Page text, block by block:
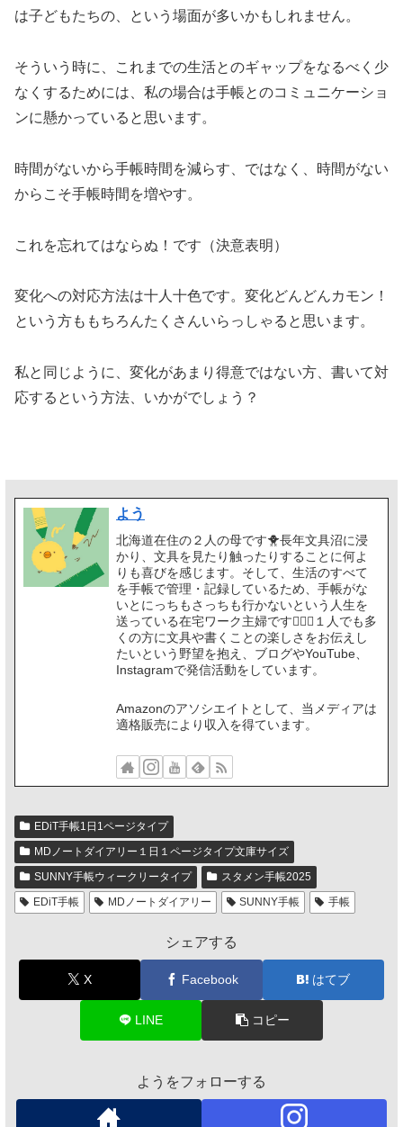
は子どもたちの、という場面が多いかもしれません。
そういう時に、これまでの生活とのギャップをなるべく少
なくするためには、私の場合は手帳とのコミュニケーショ
ンに懸かっていると思います。
時間がないから手帳時間を減らす、ではなく、時間がない
からこそ手帳時間を増やす。
これを忘れてはならぬ！です（決意表明）
変化への対応方法は十人十色です。変化どんどんカモン！
という方ももちろんたくさんいらっしゃると思います。
私と同じように、変化があまり得意ではない方、書いて対
応するという方法、いかがでしょう？
よう
北海道在住の２人の母です🐥長年文具沼に浸
かり、文具を見たり触ったりすることに何よ
りも喜びを感じます。そして、生活のすべて
を手帳で管理・記録しているため、手帳がな
いとにっちもさっちも行かないという人生を
送っている在宅ワーク主婦です🙋🏻‍♀️１人でも多
くの方に文具や書くことの楽しさをお伝えし
たいという野望を抱え、ブログやYouTube、
Instagramで発信活動をしています。
Amazonのアソシエイトとして、当メディアは
適格販売により収入を得ています。
EDiT手帳1日1ページタイプ
MDノートダイアリー１日１ページタイプ文庫サイズ
SUNNY手帳ウィークリータイプ
スタメン手帳2025
EDiT手帳
MDノートダイアリー SUNNY手帳 手帳
シェアする
X Facebook はてブ
LINE コピー
ようをフォローする